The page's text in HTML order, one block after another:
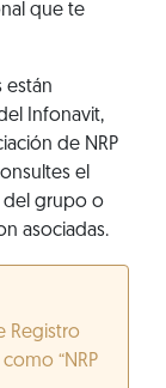
que te
están
Infonavit,
de NRP
el
del grupo o
asociadas.
Registro
“NRP